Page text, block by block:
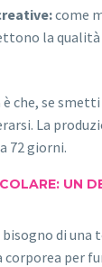
come
la qualità
che, se
La
72 giorni.
UN
di una
corporea per